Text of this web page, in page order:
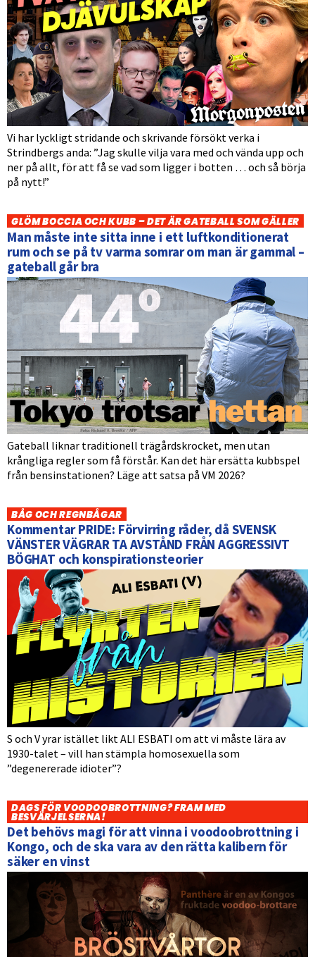
Vi har lyckligt stridande och skrivande försökt verka i
Strindbergs anda: ”Jag skulle vilja vara med och vända upp och
ner på allt, för att få se vad som ligger i botten … och så börja
på nytt!”
GLÖM BOCCIA OCH KUBB – DET ÄR GATEBALL SOM GÄLLER
Man måste inte sitta inne i ett luftkonditionerat
rum och se på tv varma somrar om man är gammal –
gateball går bra
Gateball liknar traditionell trägårdskrocket, men utan
krångliga regler som få förstår. Kan det här ersätta kubbspel
från bensinstationen? Läge att satsa på VM 2026?
BÅG OCH REGNBÅGAR
Kommentar PRIDE: Förvirring råder, då SVENSK
VÄNSTER VÄGRAR TA AVSTÅND FRÅN AGGRESSIVT
BÖGHAT och konspirationsteorier
S och V yrar istället likt ALI ESBATI om att vi måste lära av
1930-talet – vill han stämpla homosexuella som
”degenererade idioter”?
DAGS FÖR VOODOOBROTTNING? FRAM MED
BESVÄRJELSERNA!
Det behövs magi för att vinna i voodoobrottning i
Kongo, och de ska vara av den rätta kalibern för
säker en vinst